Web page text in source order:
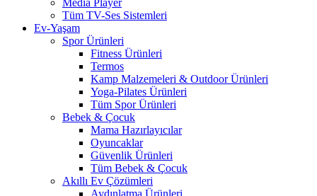
Media Player
Tüm TV-Ses Sistemleri
Ev-Yaşam
Spor Ürünleri
Fitness Ürünleri
Termos
Kamp Malzemeleri & Outdoor Ürünleri
Yoga-Pilates Ürünleri
Tüm Spor Ürünleri
Bebek & Çocuk
Mama Hazırlayıcılar
Oyuncaklar
Güvenlik Ürünleri
Tüm Bebek & Çocuk
Akıllı Ev Çözümleri
Aydınlatma Ürünleri